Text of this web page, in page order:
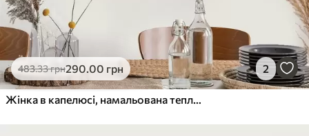
483.33грн290.00 грн 2
Жінка в капелюсі, намальована теплими абстрактними мазками